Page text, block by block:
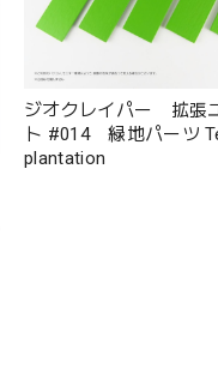
ジオクレイパー 拡張
ト #014 緑地パーツ Tea
plantation